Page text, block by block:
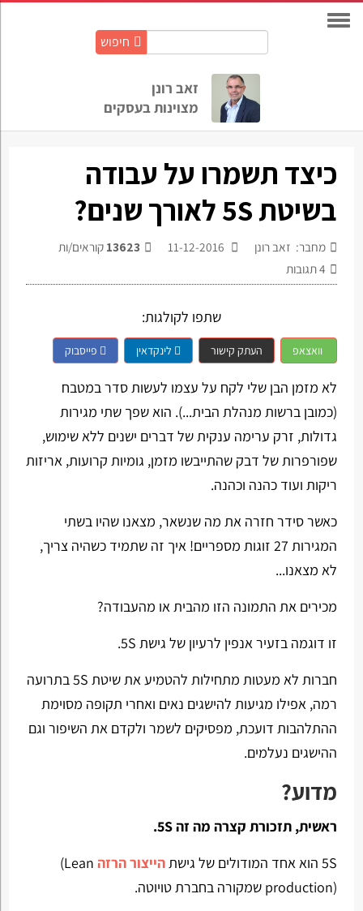
חיפוש
זאב רונן
מצוינות בעסקים
כיצד תשמרו על עבודה
בשיטת 5S לאורך שנים?
מחבר: זאב רונן 13623 קוראים/ות
4תגובות
שתפו לקולגות:
וואצאפ העתק קישור לינקדאין פייסבוק
לא מזמן הבן שלי לקח על עצמו לעשות סדר במטבח
(כמובן ברשות מנהלת הבית...). הוא שפך שתי מגירות
גדולות, זרק ערימה ענקית של דברים ישנים ללא שימוש,
שפורפרות של דבק שהתייבשו מזמן, גומיות קרועות, אריזות
ריקות ועוד כהנה וכהנה.
כאשר סידר חזרה את מה שנשאר, מצאנו שהיו בשתי
המגירות 27 זוגות מספריים! איך זה שתמיד כשהיה צריך,
לא מצאנו...
מכירים את התמונה הזו מהבית או מהעבודה?
זו דוגמה בזעיר אנפין לרעיון של גישת 5S
.
חברות לא מעטות מתחילות להטמיע את שיטת 5Sבתרועה
רמה, אפילו מגיעות להישגים נאים ואחרי תקופה מסוימת
ההתלהבות דועכת, מפסיקים לשמר ולקדם את השיפור וגם
ההישגים נעלמים.
מדוע?
ראשית, תזכורת קצרה מה זה 5S.
5Sהוא אחד המודולים של גישתהייצור הרזה (Lean
production) שמקורה בחברת טויוטה.